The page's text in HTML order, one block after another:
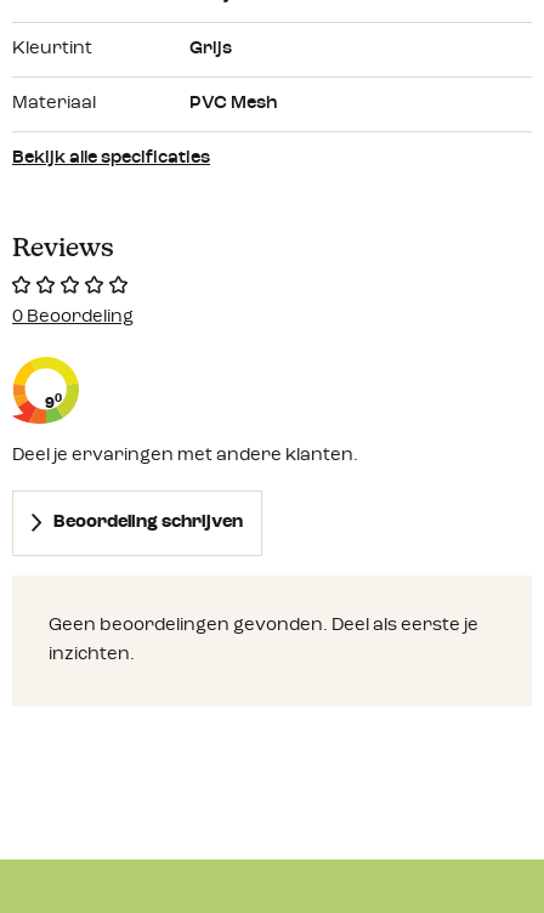
stevig kunt vastzetten met een optionele set.
Creëert schaduw zonder het open gevoel te verliezen
Eenvoudig op te rollen met clips
Hoogte 185 cm
Verkrijgbaar in meerdere breedtes
Kleurtint Grijs
Materiaal PVC Mesh
Bekijk alle specificaties
Reviews
0 Beoordeling
90
Deel je ervaringen met andere klanten.
Beoordeling schrijven
Geen beoordelingen gevonden. Deel als eerste je
inzichten.